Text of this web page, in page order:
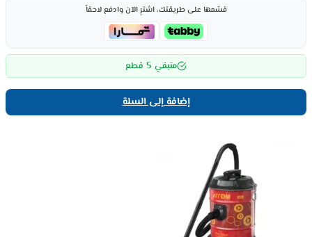
قسّمها على طريقتك، اشترِ الآن وادفع لاحقاً
متبقي 5 قطع
إضافة إلى السلة